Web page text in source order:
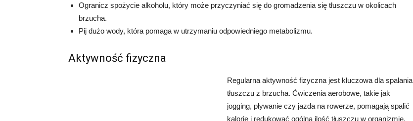
Ogranicz spożycie alkoholu, który może przyczyniać się do gromadzenia się tłuszczu w okolicach
brzucha.
Pij dużo wody, która pomaga w utrzymaniu odpowiedniego metabolizmu.
Aktywność fizyczna
Regularna aktywność fizyczna jest kluczowa dla spalania
tłuszczu z brzucha. Ćwiczenia aerobowe, takie jak
jogging, pływanie czy jazda na rowerze, pomagają spalić
kalorie i redukować ogólną ilość tłuszczu w organizmie.